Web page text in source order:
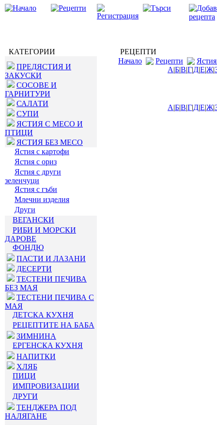
КАТЕГОРИИ
ПРЕДЯСТИЯ И
ЗАКУСКИ
СОСОВЕ И
ГАРНИТУРИ
САЛАТИ
СУПИ
ЯСТИЯ С МЕСО И
ПТИЦИ
ЯСТИЯ БЕЗ МЕСО
Ястия с картофи
Ястия с ориз
Ястия с други
зеленчуци
Ястия с гъби
Млечни изделия
Други
ВЕГАНСКИ
РИБИ И МОРСКИ
ДАРОВЕ
ФОНДЮ
ПАСТИ И ЛАЗАНИ
ДЕСЕРТИ
ТЕСТЕНИ ПЕЧИВА
БЕЗ МАЯ
ТЕСТЕНИ ПЕЧИВА С
МАЯ
ДЕТСКА КУХНЯ
РЕЦЕПТИТЕ НА БАБА
ЗИМНИНА
ЕРГЕНСКА КУХНЯ
НАПИТКИ
ХЛЯБ
ПИЦИ
ИМПРОВИЗАЦИИ
ДРУГИ
ТЕНДЖЕРА ПОД
НАЛЯГАНЕ
РЕЦЕПТИ
Начало
Рецепти
А|Б|В|Г|Д|Е|Ж|
А|Б|В|Г|Д|Е|Ж|